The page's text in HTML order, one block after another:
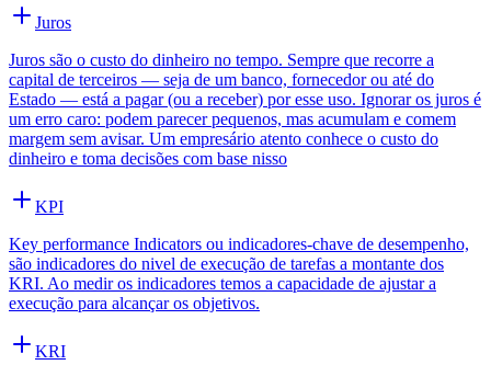
Juros
Juros são o custo do dinheiro no tempo. Sempre que recorre a
capital de terceiros — seja de um banco, fornecedor ou até do
Estado — está a pagar (ou a receber) por esse uso. Ignorar os juros é
um erro caro: podem parecer pequenos, mas acumulam e comem
margem sem avisar. Um empresário atento conhece o custo do
dinheiro e toma decisões com base nisso
KPI
Key performance Indicators ou indicadores-chave de desempenho,
são indicadores do nivel de execução de tarefas a montante dos
KRI. Ao medir os indicadores temos a capacidade de ajustar a
execução para alcançar os objetivos.
KRI